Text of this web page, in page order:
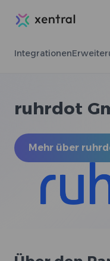
Xentral
Integrationen
ruhrdot
Mehr über